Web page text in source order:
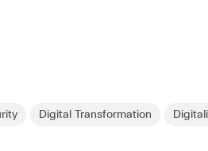
Digital Transformation